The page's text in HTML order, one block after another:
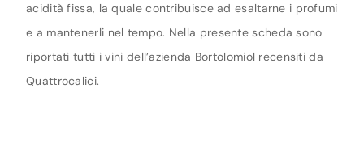
acidità fissa, la quale contribuisce ad esaltarne i profumi
e a mantenerli nel tempo. Nella presente scheda sono
riportati tutti i vini dell’azienda Bortolomiol recensiti da
Quattrocalici.